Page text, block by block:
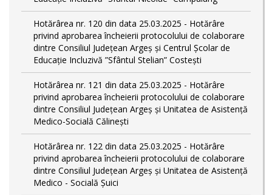
Hotărârea nr. 120 din data 25.03.2025 - Hotărâre
privind aprobarea încheierii protocolului de colaborare
dintre Consiliul Județean Argeș și Centrul Școlar de
Educație Incluzivă ”Sfântul Stelian” Costești
Hotărârea nr. 121 din data 25.03.2025 - Hotărâre
privind aprobarea încheierii protocolului de colaborare
dintre Consiliul Județean Argeș și Unitatea de Asistență
Medico-Socială Călinești
Hotărârea nr. 122 din data 25.03.2025 - Hotărâre
privind aprobarea încheierii protocolului de colaborare
dintre Consiliul Județean Argeș și Unitatea de Asistență
Medico - Socială Șuici